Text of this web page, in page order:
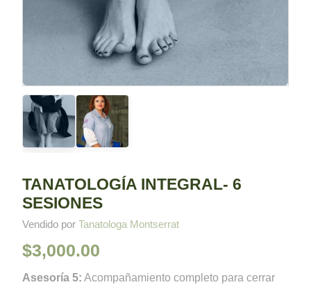
TANATOLOGÍA INTEGRAL- 6
SESIONES
Vendido por Tanatologa Montserrat
$3,000.00
Asesoría 5: Acompañamiento completo para cerrar